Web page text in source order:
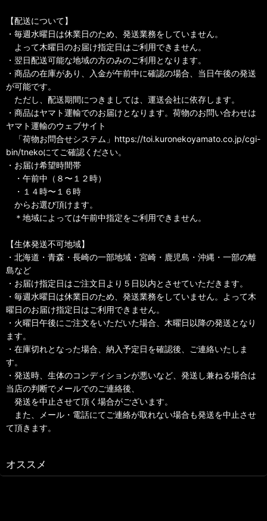
【配送について】
・毎週水曜日は休業日のため、発送業務をしていません。
よって木曜日のお届け指定日はご利用できません。
・翌日配送可能な地域の方のみのご利用となります。
・商品の在庫があり、入金が午前中に確認の場合、当日午後の発送
が可能です。
ただし、配送期間につきましては、運送会社に依存します。
・商品はヤマト運輸でのお届けとなります。荷物のお問い合わせは
ヤマト運輸のウェブサイト
「荷物お問合せシステム」https://toi.kuronekoyamato.co.jp/cgi-
bin/tnekoにてご確認ください。
・お届け希望時間帯
・午前中（８〜１２時）
・１４時〜１６時
からお選び頂けます。
＊地域によっては午前中指定をご利用できません。
【生体発送不可地域】
・北海道・青森・長崎の一部地域・宮崎・鹿児島・沖縄・一部の離
島など
・お届け指定日はご注文日より５日以内とさせていただきます。
・毎週水曜日は休業日のため、発送業務をしていません。よって木
曜日のお届け指定日はご利用できません。
・火曜日午後にご注文をいただいた場合、木曜日以降の発送となり
ます。
・在庫切れとなった場合、納入予定日を確認後、ご連絡いたしま
す。
・発送時、生体のコンディションが悪いなど、発送し兼ねる場合は
当店の判断でメールでのご連絡後、
発送を中止させて頂く場合がございます。
また、メール・電話にてご連絡が取れない場合も発送を中止させ
て頂きます。
オススメ